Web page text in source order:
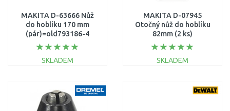
MAKITA D-63666 Nůž
do hoblíku 170 mm
(pár)=old793186-4
SKLADEM
Porovnat
MAKITA D-07945
Otočný nůž do hoblíku
82mm (2 ks)
SKLADEM